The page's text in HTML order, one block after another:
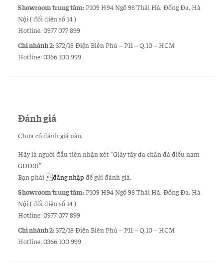
Showroom trung tâm:P109 H94 Ngõ 98 Thái Hà, Đống Đa, Hà
Nội ( đối diện số 14 )
Hotline: 0977 077 899
Chi nhánh 2:372/18 Điện Biên Phủ – P11 – Q.10 – HCM
Hotline: 0366 100 999
Đánh giá
Chưa có đánh giá nào.
Hãy là người đầu tiên nhận xét “Giày tây da chân đà điểu nam
GDD01”
Bạn phải đăng nhập để gửi đánh giá.
Showroom trung tâm:P109 H94 Ngõ 98 Thái Hà, Đống Đa, Hà
Nội ( đối diện số 14 )
Hotline: 0977 077 899
Chi nhánh 2:372/18 Điện Biên Phủ – P11 – Q.10 – HCM
Hotline: 0366 100 999